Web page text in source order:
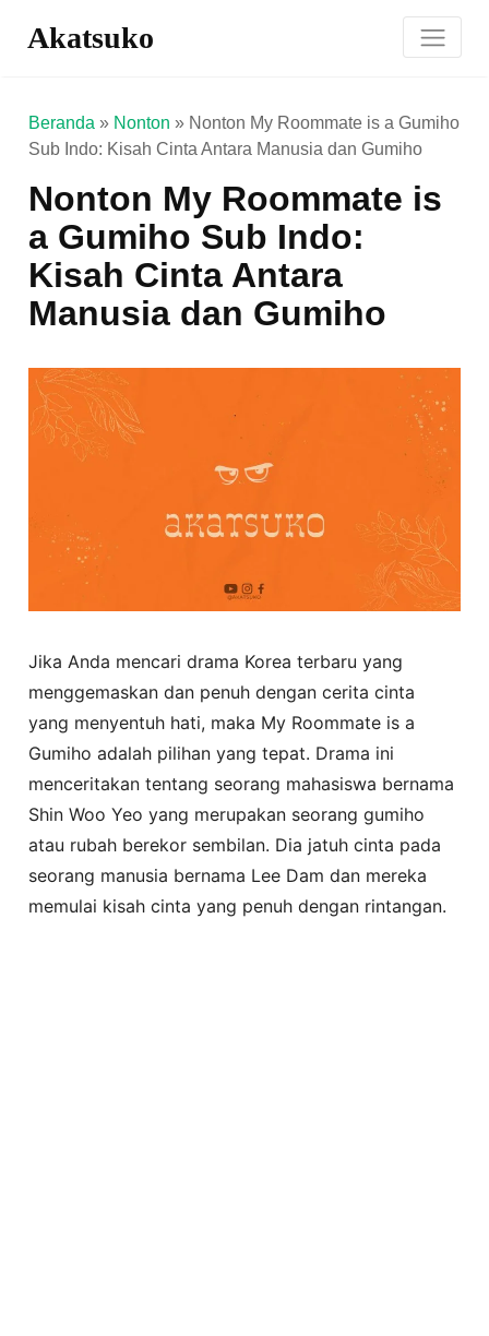
Akatsuko
Beranda » Nonton » Nonton My Roommate is a Gumiho
Sub Indo: Kisah Cinta Antara Manusia dan Gumiho
Nonton My Roommate is
a Gumiho Sub Indo:
Kisah Cinta Antara
Manusia dan Gumiho
Jika Anda mencari drama Korea terbaru yang
menggemaskan dan penuh dengan cerita cinta
yang menyentuh hati, maka My Roommate is a
Gumiho adalah pilihan yang tepat. Drama ini
menceritakan tentang seorang mahasiswa bernama
Shin Woo Yeo yang merupakan seorang gumiho
atau rubah berekor sembilan. Dia jatuh cinta pada
seorang manusia bernama Lee Dam dan mereka
memulai kisah cinta yang penuh dengan rintangan.